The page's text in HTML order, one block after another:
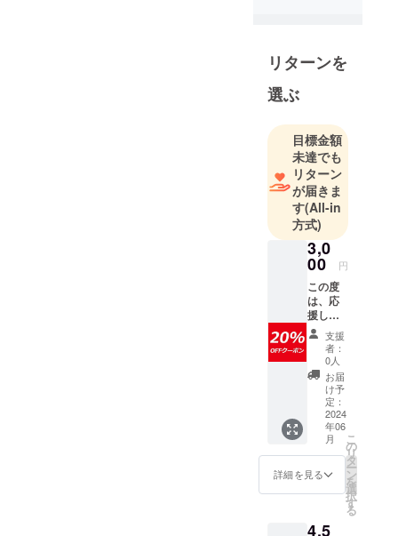
ら服の制作
を行ってお
ります。
趣味はソフ
トボールで
す
リターンを
選ぶ
目標金額
未達でも
リターン
が届きま
す(All-in
方式)
3,0
00 円
この度
は、応
援して
いただ
きあり
がとう
ござい
ます！
お礼に
僕たち
ショッ
プで
買って
得いた
だく際
させて
支援
者：
0人
お届
け予
定：
2024
年06
月
詳細を見る
こ
の
リ
タ
ー
ン
を
選
択
す
る
4,5